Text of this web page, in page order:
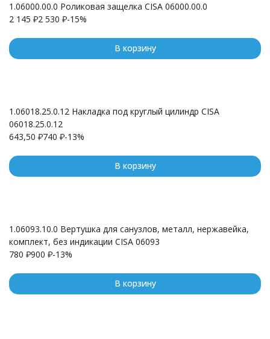
1.06000.00.0 Роликовая защелка CISA 06000.00.0
2 145 ₽2 530 ₽-15%
В корзину
1.06018.25.0.12 Накладка под круглый цилиндр CISA
06018.25.0.12
643,50 ₽740 ₽-13%
В корзину
1.06093.10.0 Вертушка для санузлов, металл, нержавейка,
комплект, без индикации CISA 06093
780 ₽900 ₽-13%
В корзину